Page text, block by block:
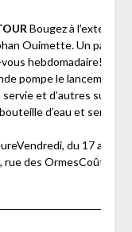
Bougez à
Ouimette. Un
hebdomadaire! Lors
pompe le lancement
et d’autres
d’eau et
du 17 avril
rue des